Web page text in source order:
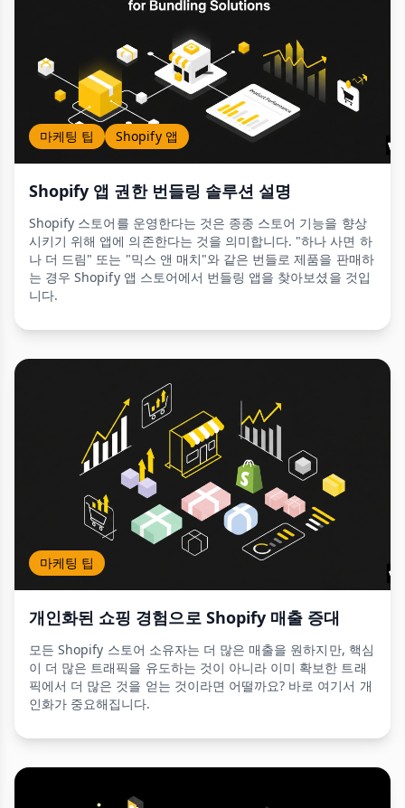
마케팅 팁 Shopify 앱
Shopify 앱 권한 번들링 솔루션 설명
Shopify 스토어를 운영한다는 것은 종종 스토어 기능을 향상
시키기 위해 앱에 의존한다는 것을 의미합니다. "하나 사면 하
나 더 드림" 또는 "믹스 앤 매치"와 같은 번들로 제품을 판매하
는 경우 Shopify 앱 스토어에서 번들링 앱을 찾아보셨을 것입
니다.
마케팅 팁
개인화된 쇼핑 경험으로 Shopify 매출 증대
모든 Shopify 스토어 소유자는 더 많은 매출을 원하지만, 핵심
이 더 많은 트래픽을 유도하는 것이 아니라 이미 확보한 트래
픽에서 더 많은 것을 얻는 것이라면 어떨까요? 바로 여기서 개
인화가 중요해집니다.